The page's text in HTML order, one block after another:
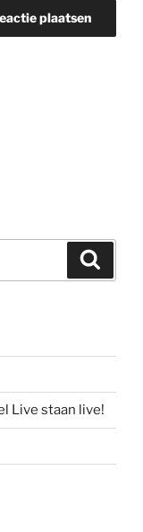
Live staan live!